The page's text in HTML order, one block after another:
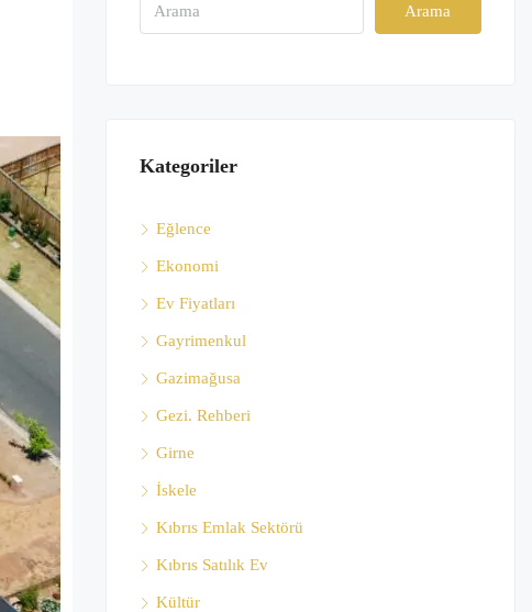
Arama
Kategoriler
Eğlence
Ekonomi
Ev Fiyatları
Gayrimenkul
Gazimağusa
Gezi. Rehberi
Girne
İskele
Kıbrıs Emlak Sektörü
Kıbrıs Satılık Ev
Kültür